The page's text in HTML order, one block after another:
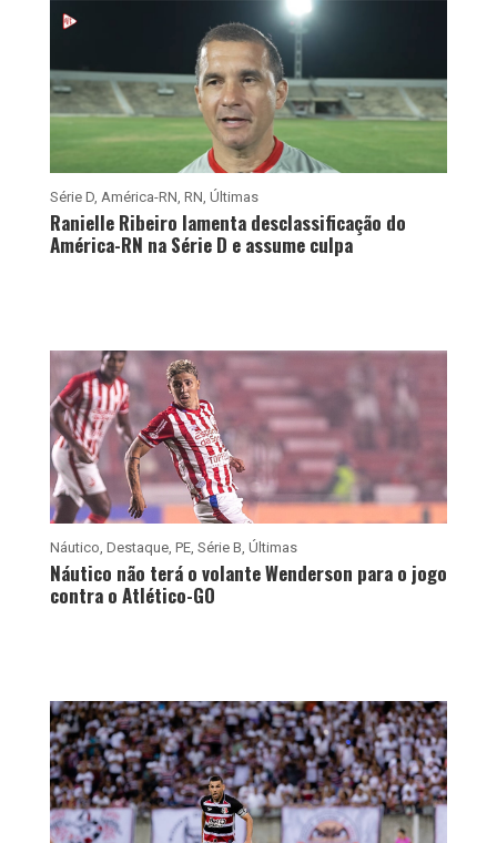
Série D, América-RN RN Últimas
Ranielle Ribeiro lamenta desclassificação do
América-RN na Série D e assume culpa
Náutico Destaque, PE, Série B Últimas
Náutico não terá o volante Wenderson para o jogo
contra o Atlético-GO